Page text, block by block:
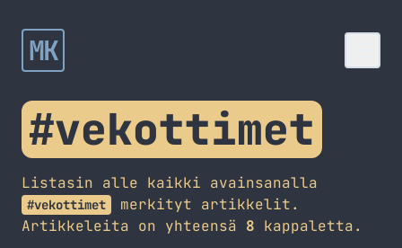
MK
#vekottimet
Listasin alle kaikki avainsanalla
#vekottimet
merkityt artikkelit.
Artikkeleita on yhteensä 8 kappaletta.